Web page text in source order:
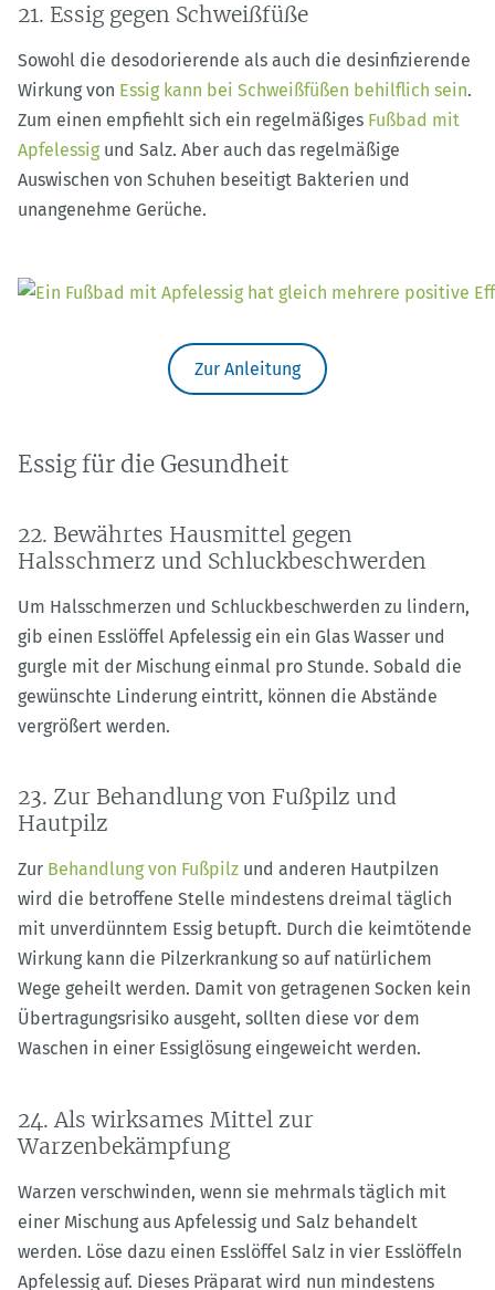
21. Essig gegen Schweißfüße
Sowohl die desodorierende als auch die desinfizierende
Wirkung von Essig kann bei Schweißfüßen behilflich sein.
Zum einen empfiehlt sich ein regelmäßiges Fußbad mit
Apfelessigund Salz. Aber auch das regelmäßige
Auswischen von Schuhen beseitigt Bakterien und
unangenehme Gerüche.
Zur Anleitung
Essig für die Gesundheit
22. Bewährtes Hausmittel gegen
Halsschmerz und Schluckbeschwerden
Um Halsschmerzen und Schluckbeschwerden zu lindern,
gib einen Esslöffel Apfelessig ein ein Glas Wasser und
gurgle mit der Mischung einmal pro Stunde. Sobald die
gewünschte Linderung eintritt, können die Abstände
vergrößert werden.
23. Zur Behandlung von Fußpilz und
Hautpilz
Zur Behandlung von Fußpilz und anderen Hautpilzen
wird die betroffene Stelle mindestens dreimal täglich
mit unverdünntem Essig betupft. Durch die keimtötende
Wirkung kann die Pilzerkrankung so auf natürlichem
Wege geheilt werden. Damit von getragenen Socken kein
Übertragungsrisiko ausgeht, sollten diese vor dem
Waschen in einer Essiglösung eingeweicht werden.
24. Als wirksames Mittel zur
Warzenbekämpfung
Warzen verschwinden, wenn sie mehrmals täglich mit
einer Mischung aus Apfelessig und Salz behandelt
werden. Löse dazu einen Esslöffel Salz in vier Esslöffeln
Apfelessig auf. Dieses Präparat wird nun mindestens